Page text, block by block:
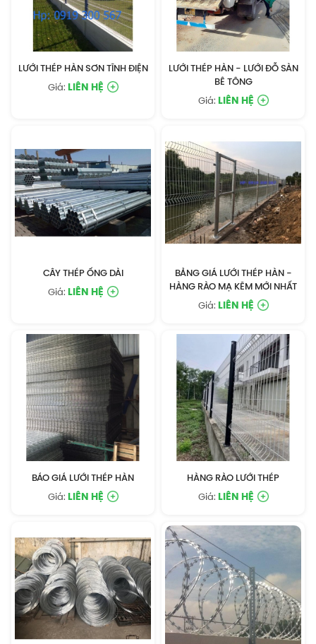
LƯỚI THÉP HÀN SƠN TĨNH ĐIỆN
Giá: LIÊN HỆ
LƯỚI THÉP HÀN - LƯỚI ĐỖ SÀN
BÊ TÔNG
Giá: LIÊN HỆ
CÂY THÉP ỐNG DÀI
Giá: LIÊN HỆ
BẢNG GIÁ LƯỚI THÉP HÀN -
HÀNG RÀO MẠ KẼM MỚI NHẤT
Giá: LIÊN HỆ
BÁO GIÁ LƯỚI THÉP HÀN
Giá: LIÊN HỆ
HÀNG RÀO LƯỚI THÉP
Giá: LIÊN HỆ